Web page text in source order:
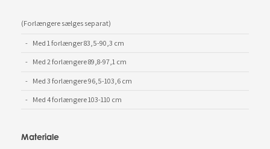
(Forlængere sælges separat)
Med 1 forlænger 83,5-90,3 cm
Med 2 forlængere 89,8-97,1 cm
Med 3 forlængere 96,5-103,6 cm
Med 4 forlængere 103-110 cm
Materiale